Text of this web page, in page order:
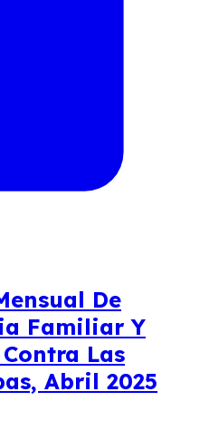
De
Familiar Y
Las
Abril 2025